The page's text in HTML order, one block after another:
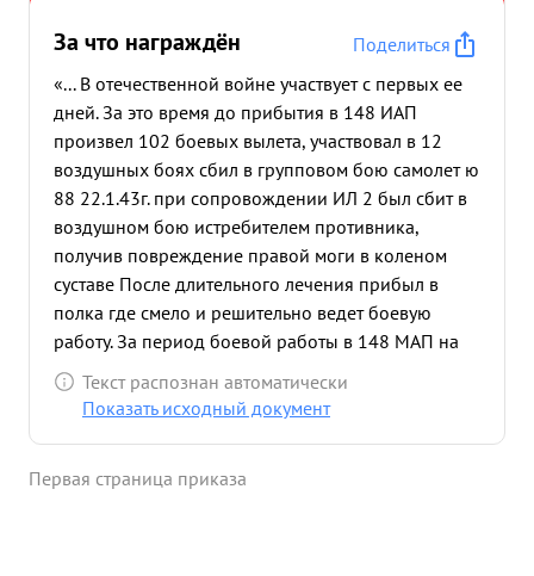
За что награждён
Поделиться
«... В отечественной войне участвует с первых ее
дней. За это время до прибытия в 148 ИАП
произвел 102 боевых вылета, участвовал в 12
воздушных боях сбил в групповом бою самолет ю
88 22.1.43г. при сопровождении ИЛ 2 был сбит в
воздушном бою истребителем противника,
получив повреждение правой моги в коленом
суставе После длительного лечения прибыл в
полка где смело и решительно ведет боевую
работу. За период боевой работы в 148 МАП на
Брянском фронте произвел 6 боевых вылетов,
сбил лично 3 самолета противника. 4.8.43 года
противника, в результате боях сам лично сбил 3
Текст распознан автоматически
Показать исходный документ
Первая страница приказа